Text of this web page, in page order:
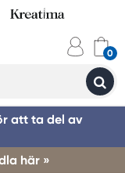
att ta del av
här »